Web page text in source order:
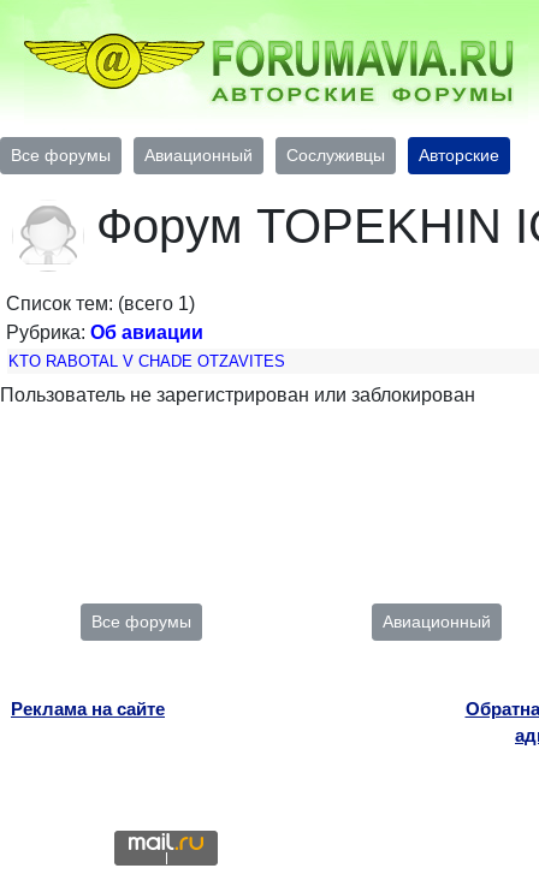
Все форумы Авиационный Сослуживцы Авторские
Форум TOPEKHIN
Список тем: (всего 1)
Рубрика: Об авиации
KTO RABOTAL V CHADE OTZAVITES
Пользователь не зарегистрирован или заблокирован
Все форумы Авиационный
Реклама на сайте